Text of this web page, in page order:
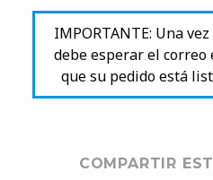
IMPORTANTE: Una
debe esperar el correo
que su pedido está
COMPARTIR